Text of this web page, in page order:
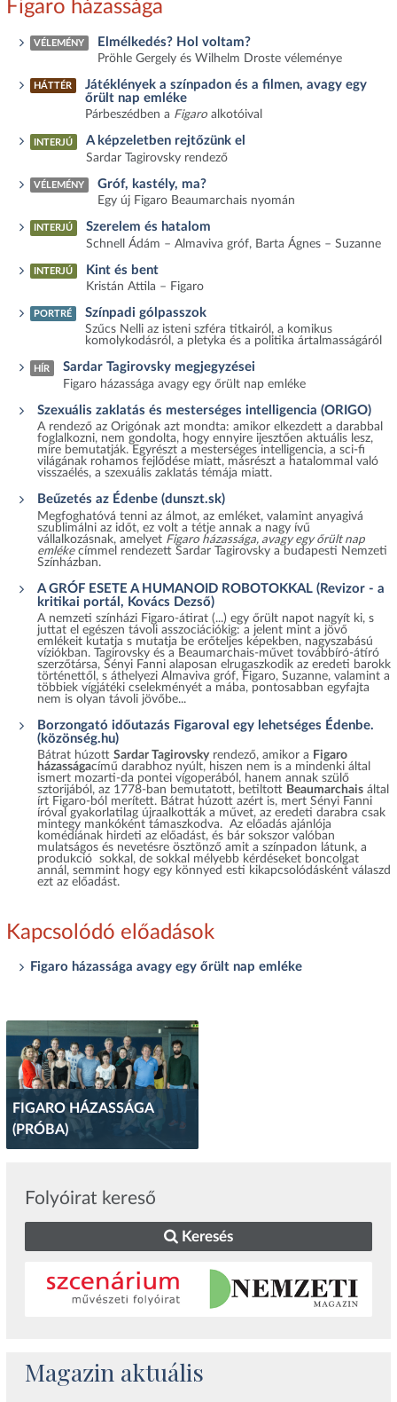
Figaro házassága
VÉLEMÉNY Elmélkedés? Hol voltam?
Pröhle Gergely és Wilhelm Droste véleménye
HÁTTÉR
Játéklények a színpadon és a filmen, avagy egy
őrült nap emléke
Párbeszédben a Figaro alkotóival
INTERJÚ A képzeletben rejtőzünk el
Sardar Tagirovsky rendező
VÉLEMÉNY Gróf, kastély, ma?
Egy új Figaro Beaumarchais nyomán
INTERJÚ Szerelem és hatalom
Schnell Ádám – Almaviva gróf, Barta Ágnes – Suzanne
INTERJÚ Kint és bent
Kristán Attila – Figaro
PORTRÉ Színpadi gólpasszok
Szűcs Nelli az isteni szféra titkairól, a komikus
komolykodásról, a pletyka és a politika ártalmasságáról
HÍR Sardar Tagirovsky megjegyzései
Figaro házassága avagy egy őrült nap emléke
Szexuális zaklatás és mesterséges intelligencia (ORIGO)
A rendező az Origónak azt mondta: amikor elkezdett a darabbal
foglalkozni, nem gondolta, hogy ennyire ijesztően aktuális lesz,
mire bemutatják. Egyrészt a mesterséges intelligencia, a sci-fi
világának rohamos fejlődése miatt, másrészt a hatalommal való
visszaélés, a szexuális zaklatás témája miatt.
Beűzetés az Édenbe (dunszt.sk)
Megfoghatóvá tenni az álmot, az emléket, valamint anyagivá
szublimálni az időt, ez volt a tétje annak a nagy ívű
vállalkozásnak, amelyet Figaro házassága, avagy egy őrült nap
emlékecímmel rendezett Sardar Tagirovsky a budapesti Nemzeti
Színházban.
A GRÓF ESETE A HUMANOID ROBOTOKKAL (Revizor - a
kritikai portál, Kovács Dezső)
A nemzeti színházi Figaro-átirat (...) egy őrült napot nagyít ki, s
juttat el egészen távoli asszociációkig: a jelent mint a jövő
emlékeit kutatja s mutatja be erőteljes képekben, nagyszabású
víziókban. Tagirovsky és a Beaumarchais-művet továbbíró-átíró
szerzőtársa, Sényi Fanni alaposan elrugaszkodik az eredeti barokk
történettől, s áthelyezi Almaviva gróf, Figaro, Suzanne, valamint a
többiek vígjátéki cselekményét a mába, pontosabban egyfajta
nem is olyan távoli jövőbe...
Borzongató időutazás Figaroval egy lehetséges Édenbe.
(közönség.hu)
Bátrat húzott Sardar Tagirovskyrendező, amikor a Figaro
házasságacímű darabhoz nyúlt, hiszen nem is a mindenki által
ismert mozarti-da pontei vígoperából, hanem annak szülő
sztorijából, az 1778-ban bemutatott, betiltott Beaumarchaisáltal
írt Figaro-ból merített. Bátrat húzott azért is, mert Sényi Fanni
íróval gyakorlatilag újraalkották a művet, az eredeti darabra csak
mintegy mankóként támaszkodva. Az előadás ajánlója
komédiának hirdeti az előadást, és bár sokszor valóban
mulatságos és nevetésre ösztönző amit a színpadon látunk, a
produkció sokkal, de sokkal mélyebb kérdéseket boncolgat
annál, semmint hogy egy könnyed esti kikapcsolódásként válaszd
ezt az előadást.
Kapcsolódó előadások
Figaro házassága avagy egy őrült nap emléke
FIGARO HÁZASSÁGA
(PRÓBA)
Folyóirat kereső
Keresés
Magazin aktuális